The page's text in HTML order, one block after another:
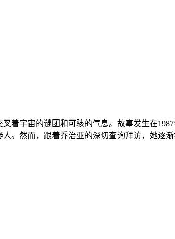
着宇宙的谜团和可骇的气息。故事发生在
。然而，跟着乔治亚的深切查询拜访，她逐